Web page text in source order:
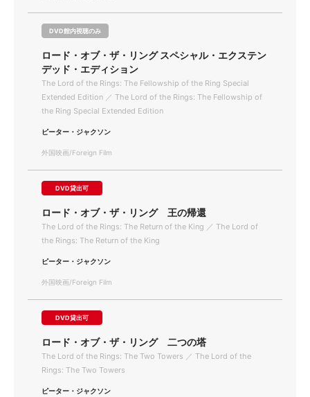
DVD館内視聴のみ
ロード・オブ・ザ・リング スペシャル・エクステン
デッド・エディション
The Lord of the Rings: The Fellowship of the Ring Special
Extended Edition ／ The Lord of the Rings: The Fellowship of
the Ring Special Extended Edition
ピーター・ジャクソン
外国映画/Foreign Film
DVD貸出可
ロード・オブ・ザ・リング 王の帰還
The Lord of the Rings: The Return of the King ／ The Lord of
the Rings: The Return of the King
ピーター・ジャクソン
外国映画/Foreign Film
DVD貸出可
ロード・オブ・ザ・リング 二つの塔
The Lord of the Rings: The Two Towers ／ The Lord of the
Rings: The Two Towers
ピーター・ジャクソン